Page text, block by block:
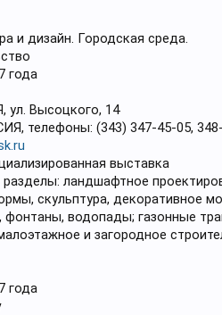
и дизайн. Городская среда.
года
Высоцкого, 14
телефоны: (343) 347-45-05,
выставка
ландшафтное
скульптура, декоративное
водопады; газонные
и загородное
года